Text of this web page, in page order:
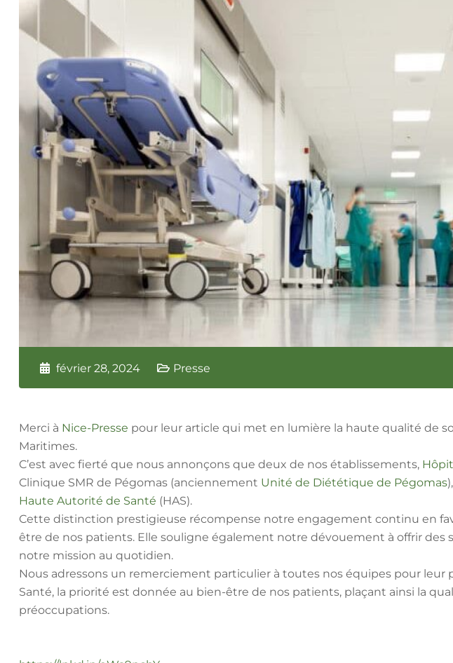
février 28, 2024 Presse
Merci à Nice-Presse pour leur article qui met en lumière la haute qualité de
Maritimes.
C’est avec fierté que nous annonçons que deux de nos établissements,
Clinique SMR de Pégomas (anciennement Unité de Diététique de Pégomas
Haute Autorité de Santé (HAS).
Cette distinction prestigieuse récompense notre engagement continu en
être de nos patients. Elle souligne également notre dévouement à offrir des
notre mission au quotidien.
Nous adressons un remerciement particulier à toutes nos équipes pour leur
Santé, la priorité est donnée au bien-être de nos patients, plaçant ainsi la
préoccupations.